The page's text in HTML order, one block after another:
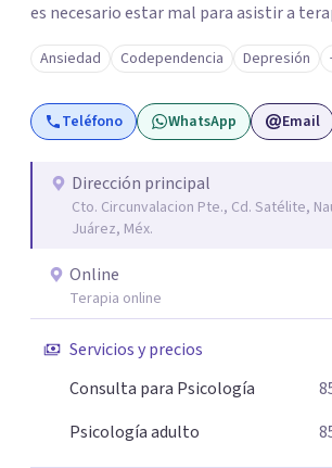
es necesario estar mal para asistir a
duda sobre tu vida o sobre como te
empezar un viaje invaluable. ¡No dudes en contactarme
para agendar tu primera cita, con gusto
en este proceso!
Ansiedad Codependencia Depresión
Teléfono WhatsApp Email
Dirección principal
Cto. Circunvalacion Pte., Cd. Satélite,
Juárez, Méx.
Online
Terapia online
Servicios y precios
Consulta para Psicología
Psicología adulto